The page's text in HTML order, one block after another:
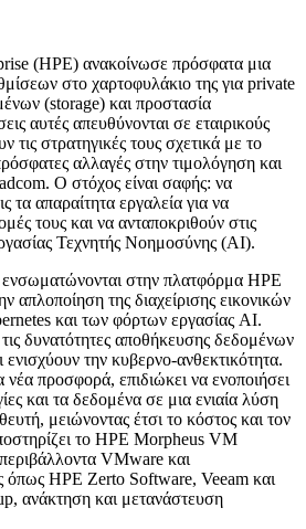
(HPE) ανακοίνωσε πρόσφατα μια
στο χαρτοφυλάκιο της για private
(storage) και προστασία
αυτές απευθύνονται σε εταιρικούς
τις στρατηγικές τους σχετικά με το
αλλαγές στην τιμολόγηση και
Ο στόχος είναι σαφής: να
τα απαραίτητα εργαλεία για να
τους και να ανταποκριθούν στις
Τεχνητής Νοημοσύνης (AI).
ενσωματώνονται στην πλατφόρμα HPE
απλοποίηση της διαχείρισης εικονικών
και των φόρτων εργασίας AI.
δυνατότητες αποθήκευσης δεδομένων
την κυβερνο-ανθεκτικότητα.
προσφορά, επιδιώκει να ενοποιήσει
και τα δεδομένα σε μια ενιαία λύση
μειώνοντας έτσι το κόστος και τον
το HPE Morpheus VM
VMware και
όπως HPE Zerto Software, Veeam και
ανάκτηση και μετανάστευση